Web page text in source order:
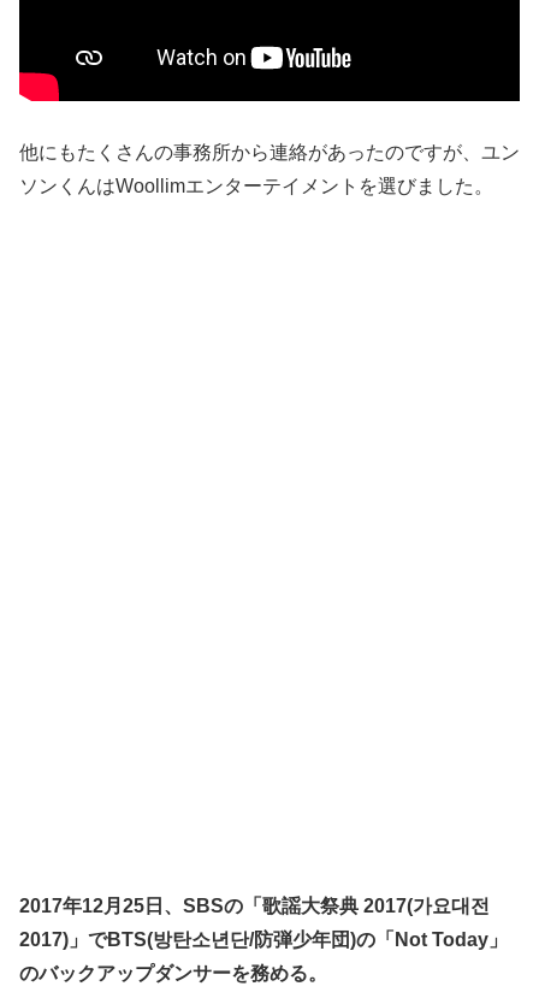
他にもたくさんの事務所から連絡があったのですが、ユン
ソンくんはWoollimエンターテイメントを選びました。
2017年12月25日、SBSの「歌謡大祭典 2017(가요대전
2017)」でBTS(방탄소년단/防弾少年団)の「Not Today」
のバックアップダンサーを務める。